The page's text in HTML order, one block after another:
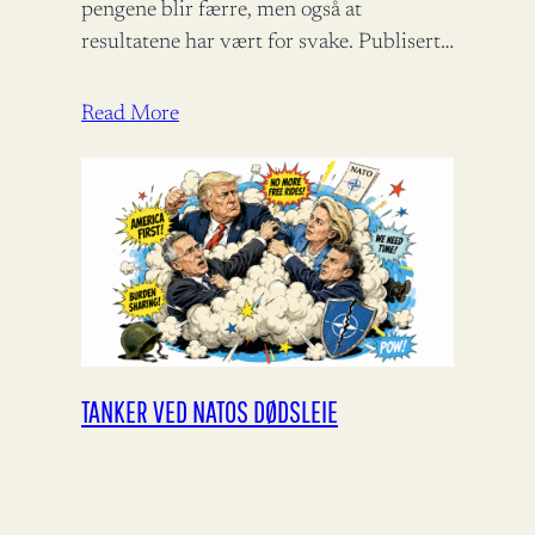
pengene blir færre, men også at
resultatene har vært for svake. Publisert i
internasjonale bistandsregimet…
Read More
TANKER VED NATOS DØDSLEIE